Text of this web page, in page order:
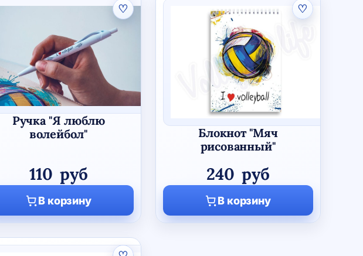
♡
Ручка "Я люблю
волейбол"
110 руб
В корзину
♡
Блокнот "Мяч
рисованный"
240 руб
В корзину